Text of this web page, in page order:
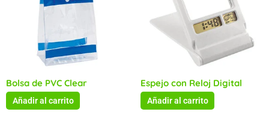
Bolsa de PVC Clear
Añadir al carrito
Espejo con Reloj Digital
Añadir al carrito